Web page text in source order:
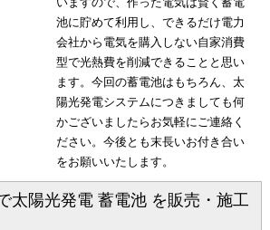
池に貯めて利用し、できるだけ電力
会社から電気を購入しない自家消費
型で光熱費を削減できることと思い
ます。今回の蓄電池はもちろん、太
陽光発電システムにつきましても何
かございましたらお気軽にご連絡く
ださい。今後とも末長いお付き合い
をお願いいたします。
太陽光発電 蓄電池 を販売・施工